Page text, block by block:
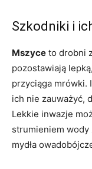
Szkodniki i
Mszyce to drobni
pozostawiają
przyciąga mrówki.
ich nie zauważyć,
Lekkie inwazje
strumieniem wody
mydła